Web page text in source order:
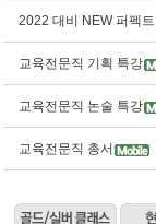
2022 대비 NEW 퍼펙
교육전문직 기획 특강
교육전문직 논술 특강
교육전문직 총서